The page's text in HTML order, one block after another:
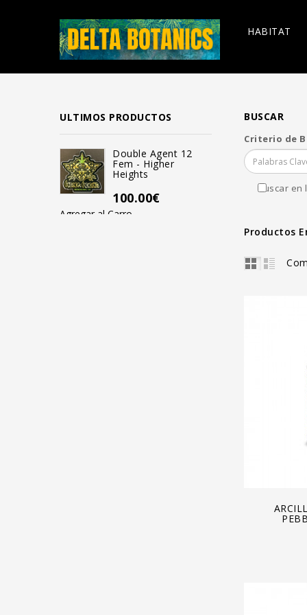
HABITAT
ULTIMOS PRODUCTOS
Double Agent 12
Fem - Higher
Heights
100.00€
Agregar al Carro
Mendo
Reg -
BUSCAR
Criterio de
Buscar en
Productos